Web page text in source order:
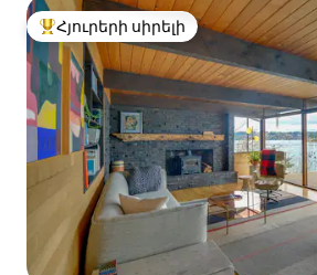
Հյուրերի սիրելի լավագույն տները
Հյուրերի սիրելի